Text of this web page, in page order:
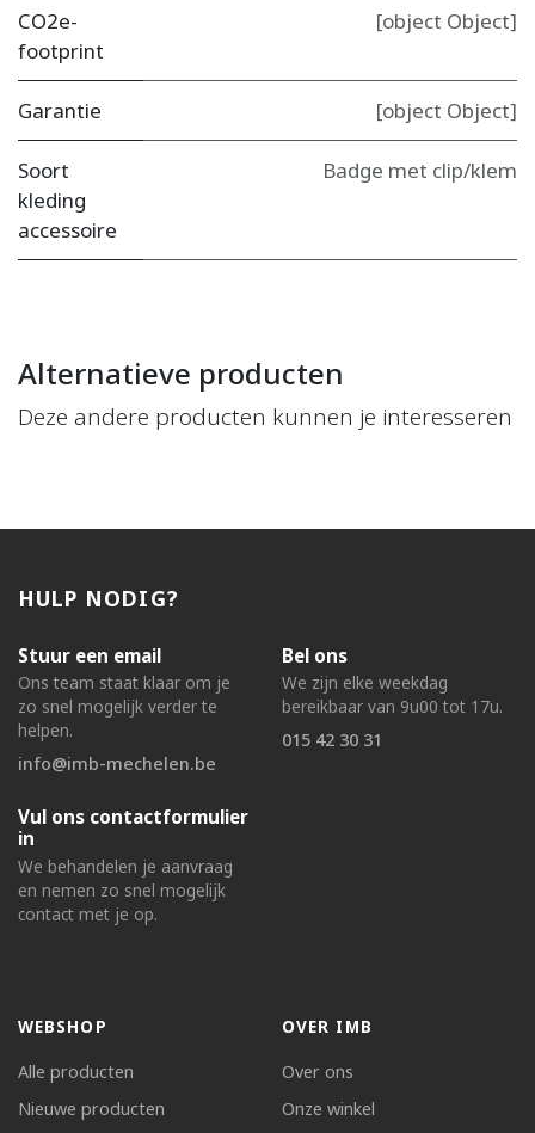
CO2e-
footprint
[object Object]
Garantie [object Object]
Soort
kleding
accessoire
Badge met clip/klem
Alternatieve producten
Deze andere producten kunnen je interesseren
HULP NODIG?
Stuur een email
Ons team staat klaar om je
zo snel mogelijk verder te
helpen.
info@imb-mechelen.be
Bel ons
We zijn elke weekdag
bereikbaar van 9u00 tot 17u.
015 42 30 31
Vul ons contactformulier
in
We behandelen je aanvraag
en nemen zo snel mogelijk
contact met je op.
WEBSHOP
Alle producten
Nieuwe producten
OVER IMB
Over ons
Onze winkel